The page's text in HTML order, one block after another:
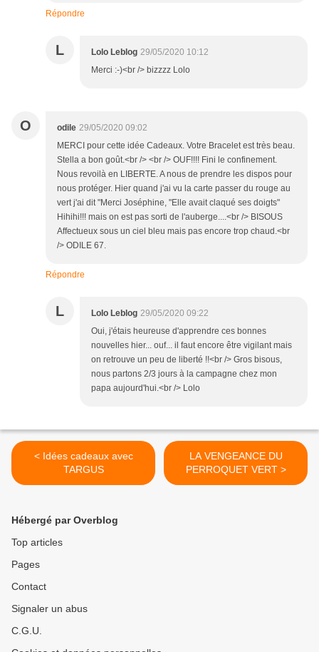
Répondre
L Lolo Leblog 29/05/2020 10:12
Merci :-)<br /> bizzzz Lolo
O odile 29/05/2020 09:02
MERCI pour cette idée Cadeaux. Votre Bracelet est très beau.
Stella a bon goût.<br /> <br /> OUF!!!! Fini le confinement.
Nous revoilà en LIBERTE. A nous de prendre les dispos pour
nous protéger. Hier quand j'ai vu la carte passer du rouge au
vert j'ai dit "Merci Joséphine, "Elle avait claqué ses doigts"
Hihihi!!! mais on est pas sorti de l'auberge....<br /> BISOUS
Affectueux sous un ciel bleu mais pas encore trop chaud.<br
/> ODILE 67.
Répondre
L Lolo Leblog 29/05/2020 09:22
Oui, j'étais heureuse d'apprendre ces bonnes
nouvelles hier... ouf... il faut encore être vigilant mais
on retrouve un peu de liberté !!<br /> Gros bisous,
nous partons 2/3 jours à la campagne chez mon
papa aujourd'hui.<br /> Lolo
< Idées cadeaux avec
TARGUS
LA VENGEANCE DU
PERROQUET VERT >
Hébergé par Overblog
Top articles
Pages
Contact
Signaler un abus
C.G.U.